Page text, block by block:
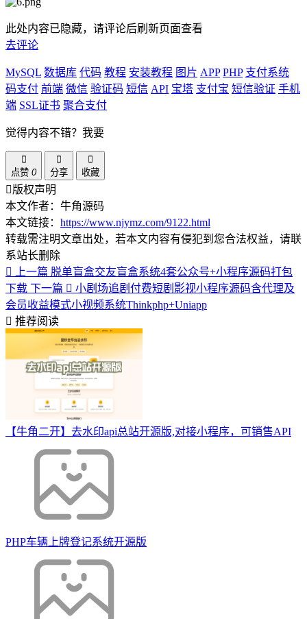
此处内容已隐藏，请评论后刷新页面查看
去评论
MySQL 数据库 代码 教程 安装教程 图片 APP PHP 支付系统
码支付 前端 微信 验证码 短信 API 宝塔 支付宝 短信验证 手机
端 SSL证书 聚合支付
觉得内容不错？我要
点赞 0 分享 收藏
版权声明
本文作者：牛角源码
本文链接： https://www.njymz.com/9122.html
转载需注明文章出处，若本文内容有侵犯到您合法权益，请联
系站长删除
上一篇 脱单盲盒交友盲盒系统4套公众号+小程序源码打包
下载 下一篇
小剧场追剧付费短剧影视小程序源码含代理及
会员收益模式小视频系统Thinkphp+Uniapp
推荐阅读
【牛角二开】去水印api总站开源版,对接小程序，可销售API
PHP车辆上牌登记系统开源版